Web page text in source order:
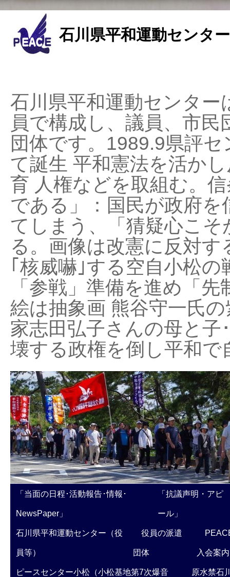
石川県平和運動センタ
石川県平和運動センタ
員で構成し、議員、市
団体です。1989.9県評
て誕生 平和憲法を活か
育 人権などを取組む。
である」：国民が政府
てしまう、「猜疑心こ
る。画像は改憲に反対
｢核威嚇｣する空自小松
「参戦」準備を進め「
絵は抽象画 熊谷守一氏
家志田弘子さんの母と子
壊する政権を倒し平和
「当面の日程･活動報告･情報･
NewsPaper」
「抗議声明・アピ
ール」
石川県平和運動センター（役
員等）
役員の派遣
団体 入会案内
ピースセンター小松（小松基地第7次爆音 原水禁石